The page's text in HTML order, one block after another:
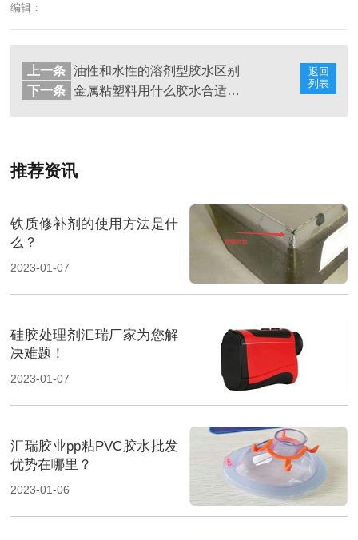
编辑：
返回
列表
上一条
油性和水性的溶剂型胶水区别
下一条
金属粘塑料用什么胶水合适及其特性
推荐资讯
铁质修补剂的使用方法是什
么？
2023-01-07
硅胶处理剂汇瑞厂家为您解
决难题！
2023-01-07
汇瑞胶业pp粘PVC胶水批发
优势在哪里？
2023-01-06